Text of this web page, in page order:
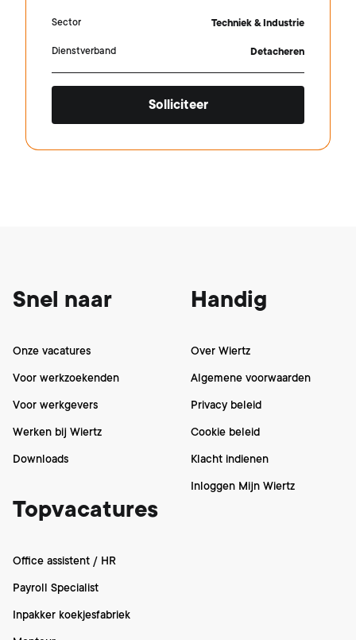
Sector Techniek & Industrie
Dienstverband Detacheren
Solliciteer
Snel naar
Onze vacatures
Voor werkzoekenden
Voor werkgevers
Werken bij Wiertz
Downloads
Topvacatures
Office assistent / HR
Payroll Specialist
Inpakker koekjesfabriek
Handig
Over Wiertz
Algemene voorwaarden
Privacy beleid
Cookie beleid
Klacht indienen
Inloggen Mijn Wiertz